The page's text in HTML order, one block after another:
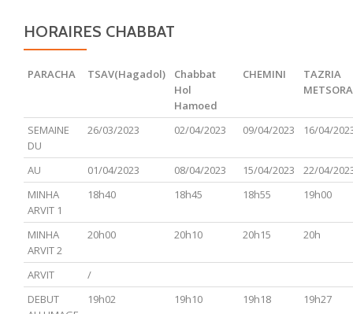
HORAIRES CHABBAT
PARACHA TSAV(Hagadol)
Chabbat
Hol
Hamoed
CHEMINI
TAZRIA
METSORA
SEMAINE
DU
26/03/2023 02/04/2023 09/04/2023 16/04/
AU 01/04/2023 08/04/2023 15/04/2023
22/04/
MINHA
ARVIT 1
18h40 18h45 18h55 19h00
MINHA
ARVIT 2
20h00 20h10 20h15 20h
ARVIT
/
DEBUT
19h02 19h10 19h18 19h27